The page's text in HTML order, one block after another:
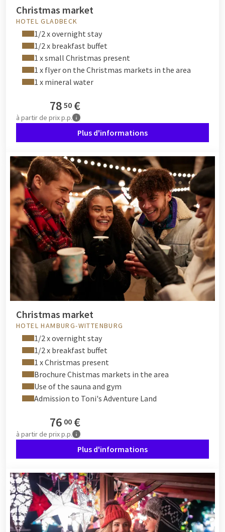
Christmas market
HOTEL GLADBECK
1/2 x overnight stay
1/2 x breakfast buffet
1 x small Christmas present
1 x flyer on the Christmas markets in the area
1 x mineral water
78 50 €
à partir de prix p.p.
Plus d'informations
Christmas market
HOTEL HAMBURG-WITTENBURG
1/2 x overnight stay
1/2 x breakfast buffet
1 x Christmas present
Brochure Chistmas markets in the area
Use of the sauna and gym
Admission to Toni's Adventure Land
76 00 €
à partir de prix p.p.
Plus d'informations